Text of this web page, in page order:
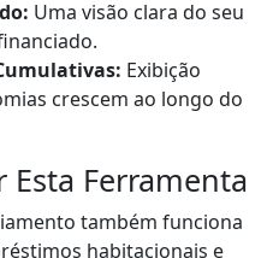
Uma visão clara do seu
Exibição
crescem ao longo do
Esta Ferramenta
também funciona
habitacionais e